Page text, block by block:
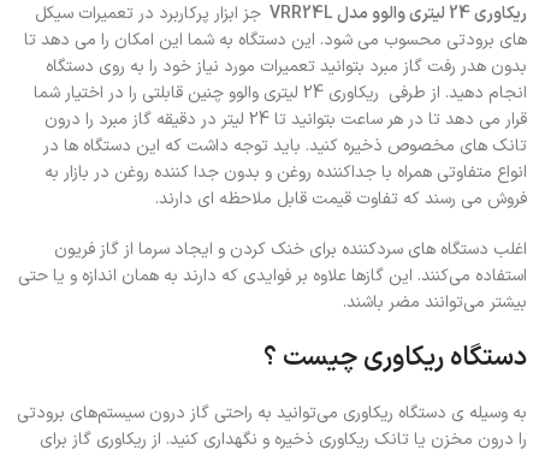
ریکاوری 24 لیتری والوو مدل VRR24L
جز ابزار پرکاربرد در تعمیرات سیکل
های برودتی محسوب می شود. این دستگاه به شما این امکان را می دهد تا
بدون هدر رفت گاز مبرد بتوانید تعمیرات مورد نیاز خود را به روی دستگاه
انجام دهید. از طرفی ریکاوری 24 لیتری والوو چنین قابلتی را در اختیار شما
قرار می دهد تا در هر ساعت بتوانید تا 24 لیتر در دقیقه گاز مبرد را درون
تانک های مخصوص ذخیره کنید. باید توجه داشت که این دستگاه ها در
انواع متفاوتی همراه با جداکننده روغن و بدون جدا کننده روغن در بازار به
فروش می رسند که تفاوت قیمت قابل ملاحظه ای دارند.
اغلب دستگاه های سردکننده برای خنک کردن و ایجاد سرما از گاز فریون
استفاده می‌کنند. این گازها علاوه بر فوایدی که دارند به همان اندازه و یا حتی
بیشتر می‌توانند مضر باشند.
دستگاه ریکاوری چیست ؟
به وسیله ی دستگاه ریکاوری می‌توانید به راحتی گاز درون سیستم‌های برودتی
را درون مخزن یا تانک ریکاوری ذخیره و نگهداری کنید. از ریکاوری گاز برای